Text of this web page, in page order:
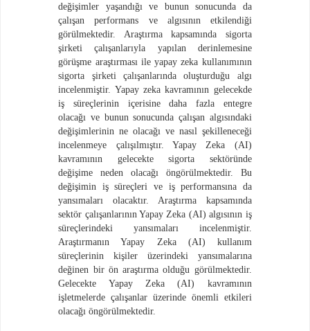
değişimler yaşandığı ve bunun sonucunda da
çalışan performans ve algısının etkilendiği
görülmektedir. Araştırma kapsamında sigorta
şirketi çalışanlarıyla yapılan derinlemesine
görüşme araştırması ile yapay zeka kullanımının
sigorta şirketi çalışanlarında oluşturduğu algı
incelenmiştir. Yapay zeka kavramının gelecekde
iş süreçlerinin içerisine daha fazla entegre
olacağı ve bunun sonucunda çalışan algısındaki
değişimlerinin ne olacağı ve nasıl şekilleneceği
incelenmeye çalışılmıştır. Yapay Zeka (AI)
kavramının gelecekte sigorta sektöründe
değişime neden olacağı öngörülmektedir. Bu
değişimin iş süreçleri ve iş performansına da
yansımaları olacaktır. Araştırma kapsamında
sektör çalışanlarının Yapay Zeka (AI) algısının iş
süreçlerindeki yansımaları incelenmiştir.
Araştırmanın Yapay Zeka (AI) kullanım
süreçlerinin kişiler üzerindeki yansımalarına
değinen bir ön araştırma olduğu görülmektedir.
Gelecekte Yapay Zeka (AI) kavramının
işletmelerde çalışanlar üzerinde önemli etkileri
olacağı öngörülmektedir.